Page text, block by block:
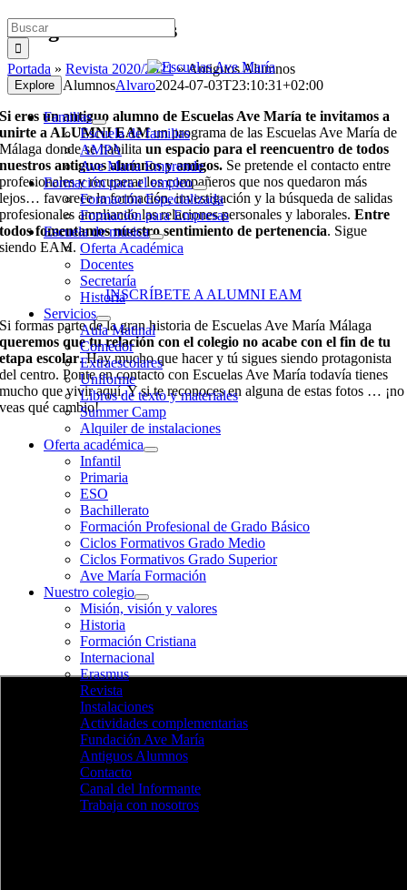
Saltar
al
contenido
Buscar:
Explore
Familias
Escuela de familias
AMPA
Ave María Emprende
Formación para el empleo
Formación Especializada
Formación para Empresas
Escuela de música
Oferta Académica
Docentes
Secretaría
Historia
Servicios
Aula Matinal
Comedor
Extraescolares
Uniforme
Libros de texto y materiales
Summer Camp
Alquiler de instalaciones
Oferta académica
Infantil
Primaria
ESO
Bachillerato
Formación Profesional de Grado Básico
Ciclos Formativos Grado Medio
Ciclos Formativos Grado Superior
Ave María Formación
Nuestro colegio
Misión, visión y valores
Historia
Formación Cristiana
Internacional
Erasmus
Revista
Instalaciones
Actividades complementarias
Fundación Ave María
Antiguos Alumnos
Contacto
Canal del Informante
Trabaja con nosotros
Antiguos Alumnos
Portada » Revista 2020/2021»Antiguos Alumnos
Antiguos AlumnosAlvaro2024-07-03T23:10:31+02:00
Si eres un antiguo alumno de Escuelas Ave María te invitamos a
unirte a ALUMNI EAMun programa de las Escuelas Ave María de
Málaga donde se habilitaun espacio para el reencuentro de todos
nuestros antiguos alumnos y amigos. Se pretende el contacto entre
profesionales y recuperar los compañeros que nos quedaron más
lejos… favorece la formación, investigación y la búsqueda de salidas
profesionales ampliando las relaciones personales y laborales.Entre
todos fomentamos nuestro sentimiento de pertenencia. Sigue
siendo EAM.
INSCRÍBETE A ALUMNI EAM
Si formas parte de la gran historia de Escuelas Ave María Málaga
queremos que tu relación con el colegio no acabe con el fin de tu
etapa escolar. Hay mucho que hacer y tú sigues siendo protagonista
del centro. Ponte en contacto con Escuelas Ave María todavía tienes
mucho que vivir aquí. Y si te reconoces en alguna de estas fotos … ¡no
veas qué cambio!